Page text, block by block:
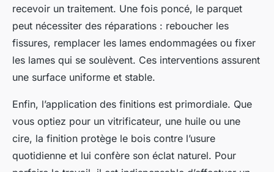
recevoir un traitement. Une fois poncé, le parquet
peut nécessiter des réparations : reboucher les
fissures, remplacer les lames endommagées ou fixer
les lames qui se soulèvent. Ces interventions assurent
une surface uniforme et stable.
Enfin, l’application des finitions est primordiale. Que
vous optiez pour un vitrificateur, une huile ou une
cire, la finition protège le bois contre l’usure
quotidienne et lui confère son éclat naturel. Pour